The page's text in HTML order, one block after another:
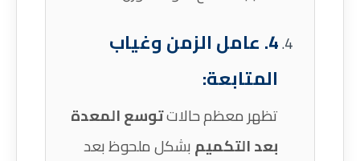
4. عامل الزمن وغياب
المتابعة:
تظهر معظم حالاتتوسع المعدة
بعد التكميمبشكل ملحوظ بعد